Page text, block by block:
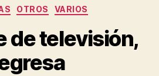
Categorías
OTROS VARIOS
de televisión,